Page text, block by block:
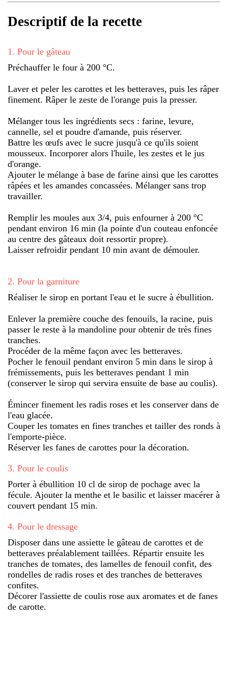
Descriptif de la recette
1 . Pour le gâteau
Préchauffer le four à 200 °C.
Laver et peler les carottes et les betteraves, puis les râper
finement. Râper le zeste de l'orange puis la presser.
Mélanger tous les ingrédients secs : farine, levure,
cannelle, sel et poudre d'amande, puis réserver.
Battre les œufs avec le sucre jusqu'à ce qu'ils soient
mousseux. Incorporer alors l'huile, les zestes et le jus
d'orange.
Ajouter le mélange à base de farine ainsi que les carottes
râpées et les amandes concassées. Mélanger sans trop
travailler.
Remplir les moules aux 3/4, puis enfourner à 200 °C
pendant environ 16 min (la pointe d'un couteau enfoncée
au centre des gâteaux doit ressortir propre).
Laisser refroidir pendant 10 min avant de démouler.
2. Pour la garniture
Réaliser le sirop en portant l'eau et le sucre à ébullition.
Enlever la première couche des fenouils, la racine, puis
passer le reste à la mandoline pour obtenir de très fines
tranches.
Procéder de la même façon avec les betteraves.
Pocher le fenouil pendant environ 5 min dans le sirop à
frémissements, puis les betteraves pendant 1 min
(conserver le sirop qui servira ensuite de base au coulis).
Émincer finement les radis roses et les conserver dans de
l'eau glacée.
Couper les tomates en fines tranches et tailler des ronds à
l'emporte-pièce.
Réserver les fanes de carottes pour la décoration.
3. Pour le coulis
Porter à ébullition 10 cl de sirop de pochage avec la
fécule. Ajouter la menthe et le basilic et laisser macérer à
couvert pendant 15 min.
4. Pour le dressage
Disposer dans une assiette le gâteau de carottes et de
betteraves préalablement taillées. Répartir ensuite les
tranches de tomates, des lamelles de fenouil confit, des
rondelles de radis roses et des tranches de betteraves
confites.
Décorer l'assiette de coulis rose aux aromates et de fanes
de carotte.